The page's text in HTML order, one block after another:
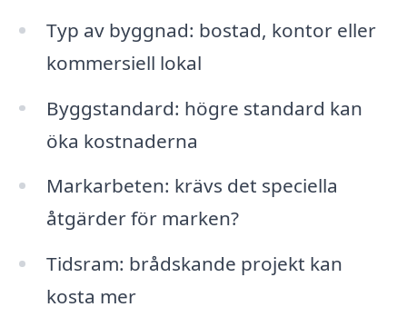
Typ av byggnad: bostad, kontor eller
kommersiell lokal
Byggstandard: högre standard kan
öka kostnaderna
Markarbeten: krävs det speciella
åtgärder för marken?
Tidsram: brådskande projekt kan
kosta mer